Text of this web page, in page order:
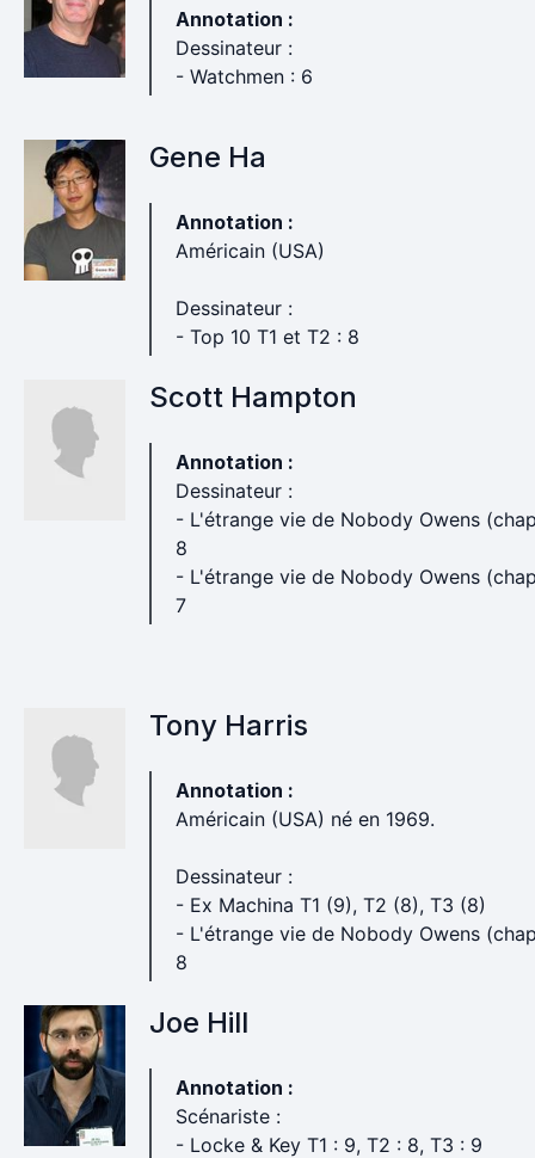
Annotation :
Dessinateur :
- Watchmen : 6
Gene Ha
Annotation :
Américain (USA)
Dessinateur :
- Top 10 T1 et T2 : 8
Scott Hampton
Annotation :
Dessinateur :
- L'étrange vie de Nobody Owens
8
- L'étrange vie de Nobody Owens
7
Tony Harris
Annotation :
Américain (USA) né en 1969.
Dessinateur :
- Ex Machina T1 (9), T2 (8), T3 (8)
- L'étrange vie de Nobody Owens
8
Joe Hill
Annotation :
Scénariste :
- Locke & Key T1 : 9, T2 : 8, T3 : 9